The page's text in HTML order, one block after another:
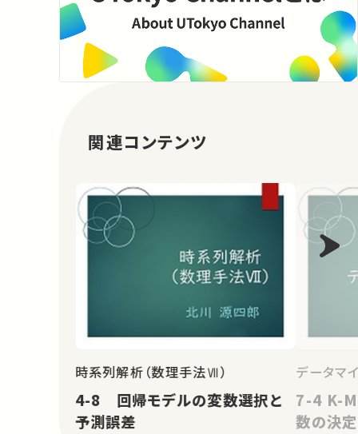
関連コンテンツ
時系列解析（数理手法Ⅶ）
4-8 回帰モデルの変数選択と
予測誤差
データマ
7-4 K-
数の決定